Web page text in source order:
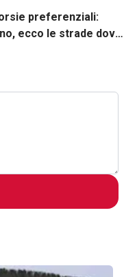
preferenziali:
ecco le strade dove